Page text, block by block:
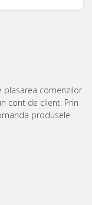
plasarea comenzilor
cont de client. Prin
produsele